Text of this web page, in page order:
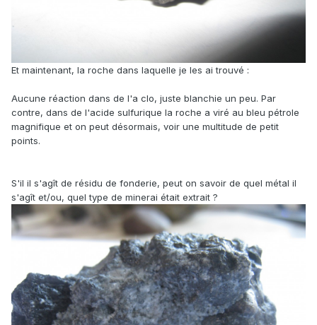
Et maintenant, la roche dans laquelle je les ai trouvé :
Aucune réaction dans de l'a clo, juste blanchie un peu. Par
contre, dans de l'acide sulfurique la roche a viré au bleu pétrole
magnifique et on peut désormais, voir une multitude de petit
points.
S'il il s'agît de résidu de fonderie, peut on savoir de quel métal il
s'agît et/ou, quel type de minerai était extrait ?